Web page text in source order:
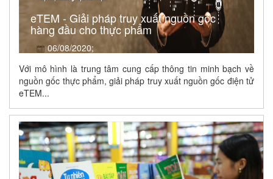
eTEM - Giải pháp truy xuất nguồn gốc
hàng đầu cho thực phẩm
06/08/2020;
Với mô hình là trung tâm cung cấp thông tin minh bạch về
nguồn gốc thực phẩm, giải pháp truy xuất nguồn gốc điện tử
eTEM...